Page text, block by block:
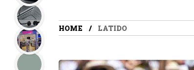
HOME LATIDO